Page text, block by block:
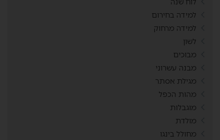
למידה בחירום
למידה מרחוק
לשון
מבוכים
מבנה עשרוני
מגילת אסתר
מהות הכפל
מוגבלות
מולדת
מחולל בינגו